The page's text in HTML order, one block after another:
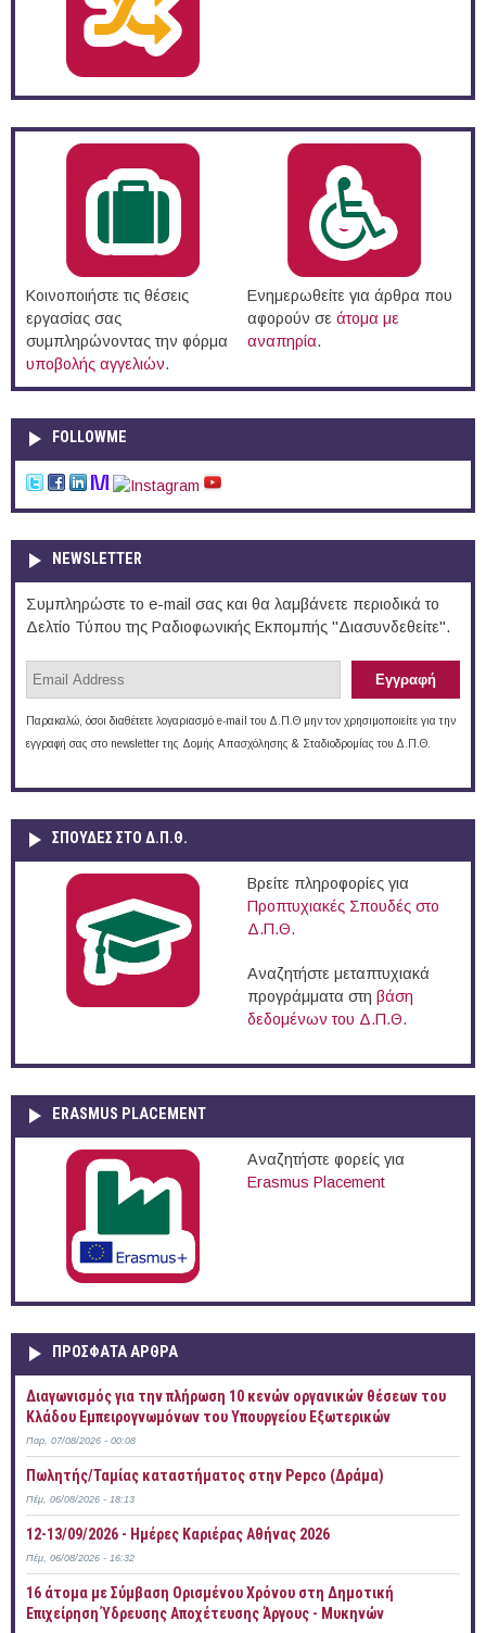
Κοινοποιήστε τις θέσεις
εργασίας σας
συμπληρώνοντας την φόρμα
υποβολής αγγελιών.
Ενημερωθείτε για άρθρα που
αφορούν σε άτομα με
αναπηρία.
FOLLOWME
NEWSLETTER
Συμπληρώστε το e-mail σας και θα λαμβάνετε περιοδικά το
Δελτίο Τύπου της Ραδιοφωνικής Εκπομπής "Διασυνδεθείτε".
Παρακαλώ, όσοι διαθέτετε λογαριασμό e-mail του Δ.Π.Θ μην τον χρησιμοποιείτε για την
εγγραφή σας στο newsletter της Δομής Απασχόλησης & Σταδιοδρομίας του Δ.Π.Θ.
ΣΠΟΥΔΈΣ ΣΤΟ Δ.Π.Θ.
Βρείτε πληροφορίες για
Προπτυχιακές Σπουδές στο
Δ.Π.Θ.
Αναζητήστε μεταπτυχιακά
προγράμματα στη βάση
δεδομένων του Δ.Π.Θ.
ERASMUS PLACEMENT
Αναζητήστε φορείς για
Erasmus Placement
ΠΡOΣΦΑΤΑ AΡΘΡΑ
Διαγωνισμός για την πλήρωση 10 κενών οργανικών θέσεων του
Κλάδου Εμπειρογνωμόνων του Υπουργείου Εξωτερικών
Παρ, 07/08/2026 - 00:08
Πωλητής/Ταμίας καταστήματος στην Pepco (Δράμα)
Πέμ, 06/08/2026 - 18:13
12-13/09/2026 - Ημέρες Καριέρας Αθήνας 2026
Πέμ, 06/08/2026 - 16:32
16 άτομα με Σύμβαση Ορισμένου Χρόνου στη Δημοτική
Επιχείρηση Ύδρευσης Αποχέτευσης Άργους - Μυκηνών